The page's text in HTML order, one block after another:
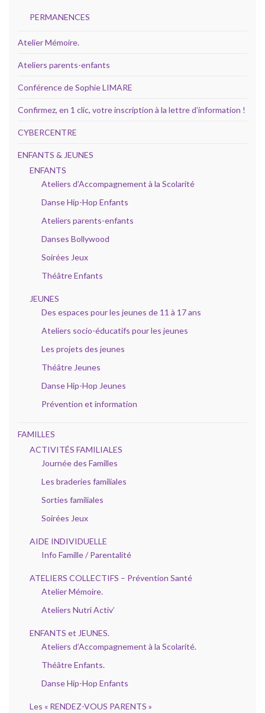
PERMANENCES
Atelier Mémoire.
Ateliers parents-enfants
Conférence de Sophie LIMARE
Confirmez, en 1 clic, votre inscription à la lettre d’information !
CYBERCENTRE
ENFANTS & JEUNES
ENFANTS
Ateliers d’Accompagnement à la Scolarité
Danse Hip-Hop Enfants
Ateliers parents-enfants
Danses Bollywood
Soirées Jeux
Théâtre Enfants
JEUNES
Des espaces pour les jeunes de 11 à 17 ans
Ateliers socio-éducatifs pour les jeunes
Les projets des jeunes
Théâtre Jeunes
Danse Hip-Hop Jeunes
Prévention et information
FAMILLES
ACTIVITÉS FAMILIALES
Journée des Familles
Les braderies familiales
Sorties familiales
Soirées Jeux
AIDE INDIVIDUELLE
Info Famille / Parentalité
ATELIERS COLLECTIFS – Prévention Santé
Atelier Mémoire.
Ateliers Nutri Activ’
ENFANTS et JEUNES.
Ateliers d’Accompagnement à la Scolarité.
Théâtre Enfants.
Danse Hip-Hop Enfants
Les « RENDEZ-VOUS PARENTS »